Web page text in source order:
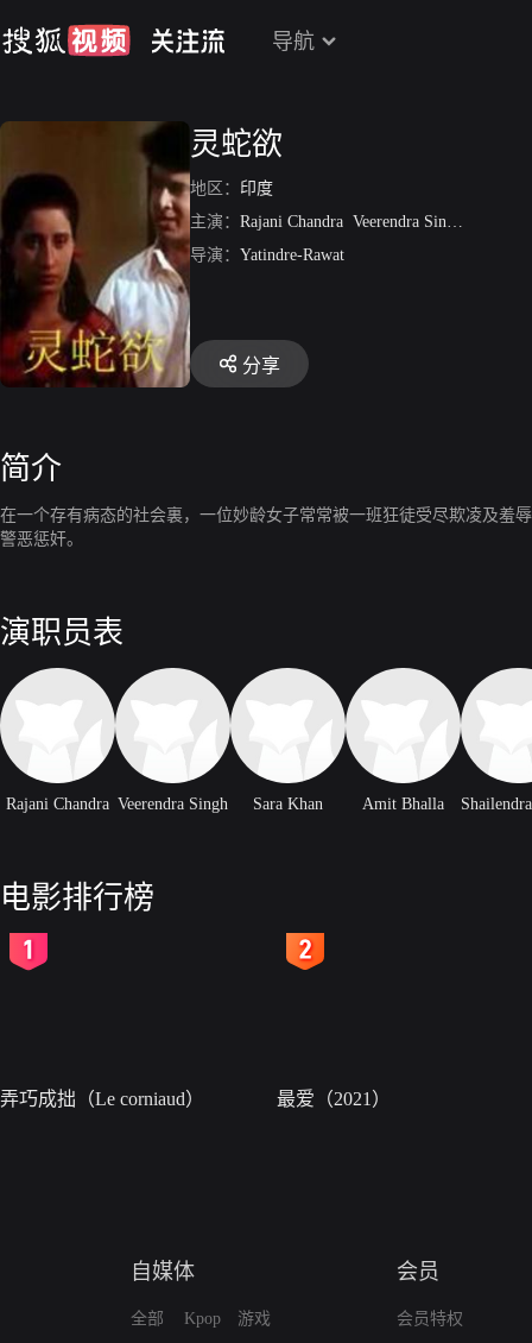
导航
灵蛇欲
地区： 印度
主演： Rajani Chandra Veerendra Singh
导演： Yatindre-Rawat
分享
简介
在一个存有病态的社会裏，一位妙龄女子常常被一班狂徒受尽欺凌及羞
警恶惩奸。
演职员表
Rajani Chandra Veerendra Singh Sara Khan Amit Bhalla
电影排行榜
弄巧成拙（Le corniaud） 最爱（2021）
自媒体
全部
Kpop
游戏
会员
会员特权